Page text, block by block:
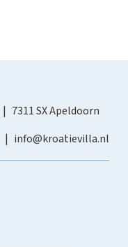
7311 SX Apeldoorn
info@kroatievilla.nl